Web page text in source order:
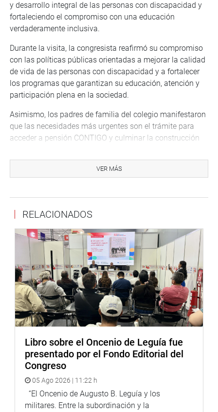
y desarrollo integral de las personas con discapacidad y
fortaleciendo el compromiso con una educación
verdaderamente inclusiva.
Durante la visita, la congresista reafirmó su compromiso
con las políticas públicas orientadas a mejorar la calidad
de vida de las personas con discapacidad y a fortalecer
los programas que garantizan su educación, atención y
participación plena en la sociedad.
Asimismo, los padres de familia del colegio manifestaron
que las necesidades más urgentes son el trámite para
acceder a pensión CONTIGO y culminar la construcción
actividades artísticas, recreativas y formativas en mejores
condiciones, fomentando su desarrollo integral y su
AGUAYO
VER MÁS
RELACIONADOS
Libro sobre el Oncenio de Leguía fue
presentado por el Fondo Editorial del
Congreso
05 Ago 2026 | 11:22 h
“El Oncenio de Augusto B. Leguía y los
militares. Entre la subordinación y la